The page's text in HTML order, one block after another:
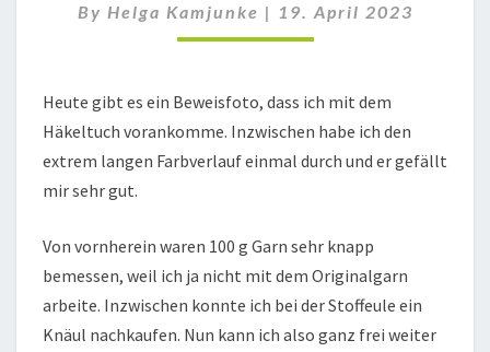
By Helga Kamjunke | 19. April 2023
Heute gibt es ein Beweisfoto, dass ich mit dem
Häkeltuch vorankomme. Inzwischen habe ich den
extrem langen Farbverlauf einmal durch und er gefällt
mir sehr gut.
Von vornherein waren 100 g Garn sehr knapp
bemessen, weil ich ja nicht mit dem Originalgarn
arbeite. Inzwischen konnte ich bei der Stoffeule ein
Knäul nachkaufen. Nun kann ich also ganz frei weiter